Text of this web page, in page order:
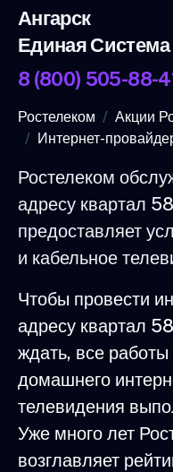
Ангарск
Единая
8 (800) 505-88-
Ростелеком
Акции
Интернет-
Ростелеком
адресу квартал
предоставляет
и кабельное
Чтобы провести
адресу квартал
ждать, все
домашнего
телевидения
Уже много лет
возглавляет